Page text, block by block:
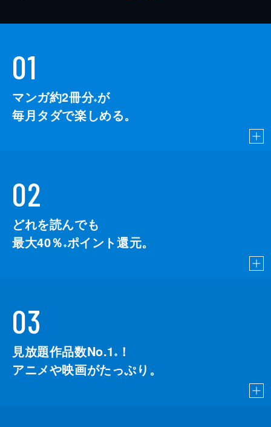
01
マンガ約2冊分※が
毎月タダで楽しめる。
02
どれを読んでも
最大40％ ※ポイント還元。
03
見放題作品数No.1 ※
！
アニメや映画がたっぷり。